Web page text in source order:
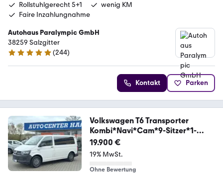
Rollstuhlgerecht 5+1
wenig KM
Faire Inzahlungnahme
Autohaus Paralympic GmbH
38259 Salzgitter
5 Sterne
(244)
Kontakt Parken
Volkswagen T6 Transporter
Kombi*Navi*Cam*9-Sitzer*1-
Hand
19.900 €
19% MwSt.
Ohne Bewertung